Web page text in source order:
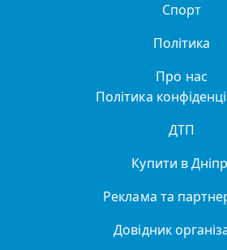
Спорт
Політика
Про нас
Політика
ДТП
Купити в
Реклама та
Довідник